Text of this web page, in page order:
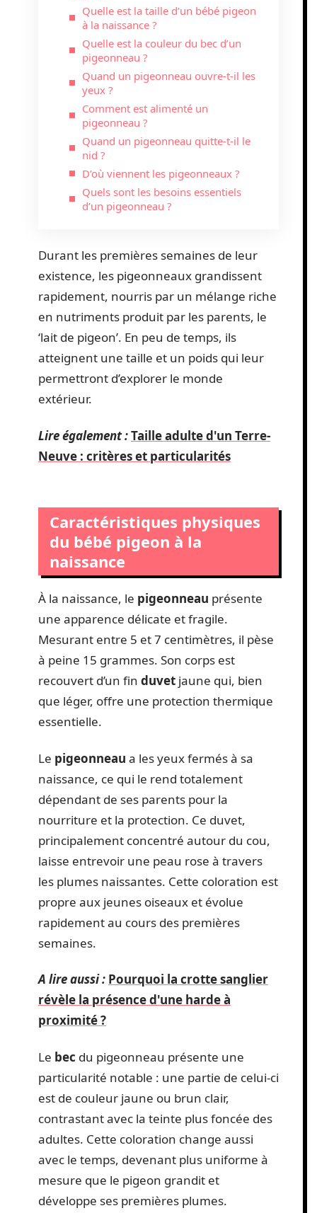
Quelle est la taille d’un bébé pigeon
à la naissance ?
Quelle est la couleur du bec d’un
pigeonneau ?
Quand un pigeonneau ouvre-t-il les
yeux ?
Comment est alimenté un
pigeonneau ?
Quand un pigeonneau quitte-t-il le
nid ?
D’où viennent les pigeonneaux ?
Quels sont les besoins essentiels
d’un pigeonneau ?
Durant les premières semaines de leur
existence, les pigeonneaux grandissent
rapidement, nourris par un mélange riche
en nutriments produit par les parents, le
‘lait de pigeon’. En peu de temps, ils
atteignent une taille et un poids qui leur
permettront d’explorer le monde
extérieur.
Lire également :Taille adulte d'un Terre-
Neuve : critères et particularités
Caractéristiques physiques
du bébé pigeon à la
naissance
À la naissance, le pigeonneau présente
une apparence délicate et fragile.
Mesurant entre 5 et 7 centimètres, il pèse
à peine 15 grammes. Son corps est
recouvert d’un fin duvet jaune qui, bien
que léger, offre une protection thermique
essentielle.
Le pigeonneau a les yeux fermés à sa
naissance, ce qui le rend totalement
dépendant de ses parents pour la
nourriture et la protection. Ce duvet,
principalement concentré autour du cou,
laisse entrevoir une peau rose à travers
les plumes naissantes. Cette coloration est
propre aux jeunes oiseaux et évolue
rapidement au cours des premières
semaines.
A lire aussi : Pourquoi la crotte sanglier
révèle la présence d'une harde à
proximité ?
Le bec du pigeonneau présente une
particularité notable : une partie de celui-ci
est de couleur jaune ou brun clair,
contrastant avec la teinte plus foncée des
adultes. Cette coloration change aussi
avec le temps, devenant plus uniforme à
mesure que le pigeon grandit et
développe ses premières plumes.